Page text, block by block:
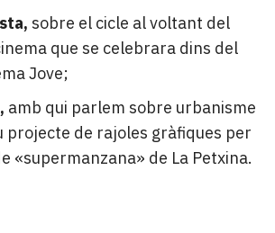
sobre el cicle al voltant del
que se celebrara dins del
Jove;
amb qui parlem sobre urbanisme
projecte de rajoles gràfiques per
«supermanzana» de La Petxina.